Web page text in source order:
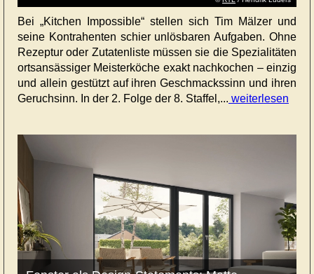
Bei „Kitchen Impossible“ stellen sich Tim Mälzer und
seine Kontrahenten schier unlösbaren Aufgaben. Ohne
Rezeptur oder Zutatenliste müssen sie die Spezialitäten
ortsansässiger Meisterköche exakt nachkochen – einzig
und allein gestützt auf ihren Geschmackssinn und ihren
Geruchsinn. In der 2. Folge der 8. Staffel,... weiterlesen